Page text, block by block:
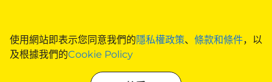
使用網站即表示您同意我們的隱私權政策、 條款和條件，以
及根據我們的Cookie Policy